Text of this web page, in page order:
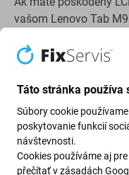
vašom Lenovo Tab
LCD displej
Dotykové sklo
Kvalita náhradných
Táto stránka používa
Súbory cookie
poskytovanie funkcií
návštevnosti.
Cookies používáme aj
přečítať vzásadách